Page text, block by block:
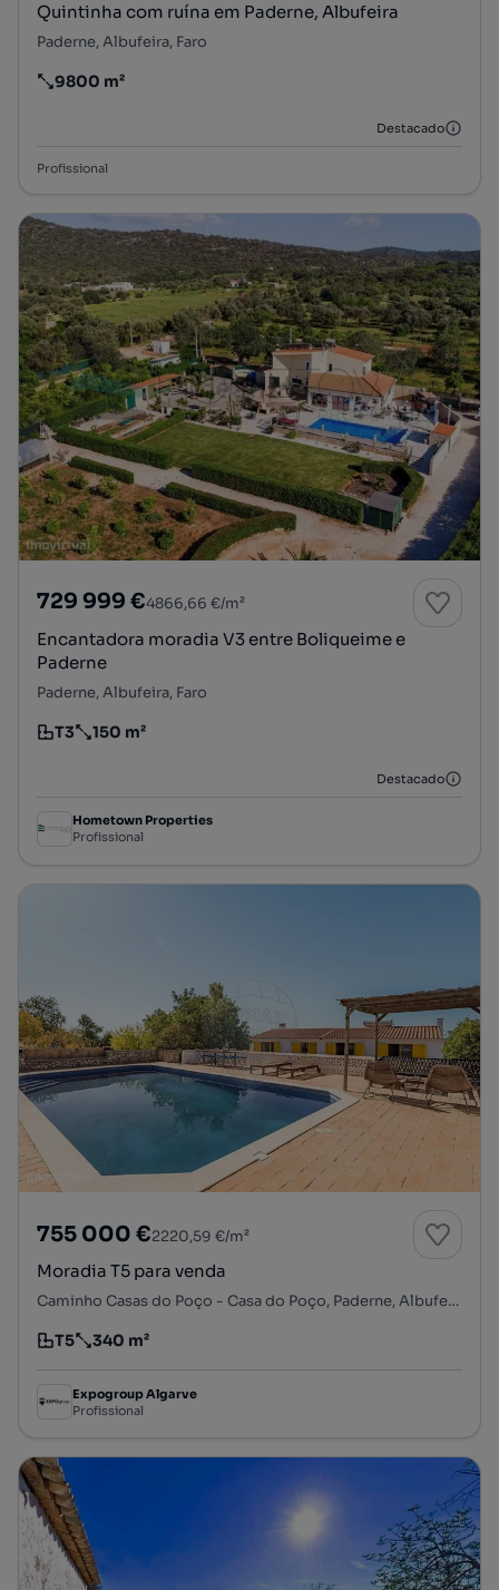
Quintinha com ruína em Paderne, Albufeira
Paderne, Albufeira, Faro
Preço por metro quadrado
9800 m²
Destacado
Profissional
729 999 €4866,66 €/m²
Encantadora moradia V3 entre Boliqueime e
Paderne
Paderne, Albufeira, Faro
Tipologia
T3
Preço por metro quadrado
150 m²
Destacado
Hometown Properties
Profissional
755 000 €2220,59 €/m²
Moradia T5 para venda
Caminho Casas do Poço - Casa do Poço, Paderne, Albufeira, Faro
Tipologia
T5
Preço por metro quadrado
340 m²
Expogroup Algarve
Profissional